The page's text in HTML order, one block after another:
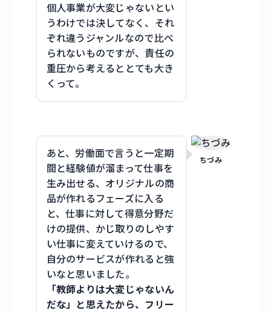
個人事業が大変じゃないとい
うわけでは決してなく、それ
ぞれ違うジャンルなので比べ
られないものですが、責任の
重圧から考えるととても⼤き
くって。
ちづみ
あと、労働面で言うと一定期
間と経験値が溜まって仕事を
生み出せる、オリジナルの商
品が作れるフェーズに入る
と、仕事に対して得意分野だ
けの提供、かじ取りのしやす
い仕事に変えていけるので、
自分のサービスが作れると強
いなと思いました。
「教師よりは大変じゃないん
だな」と思えたから、フリー